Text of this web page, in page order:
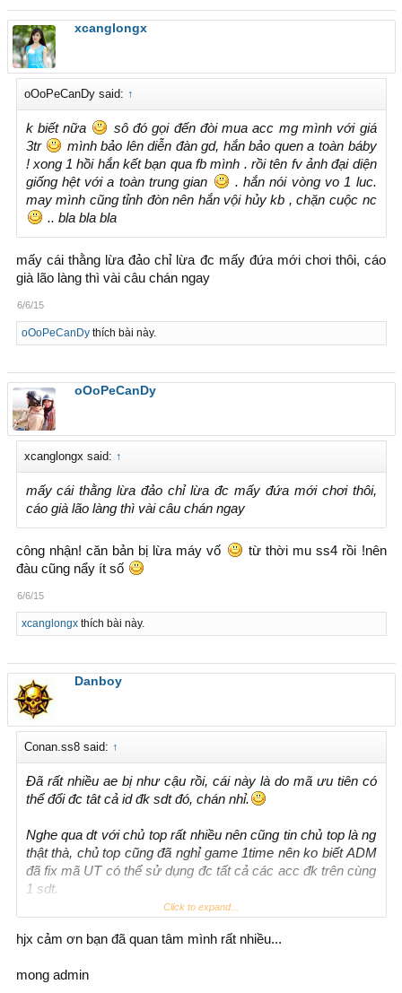
xcanglongx
oOoPeCanDy said: ↑
k biết nữa
sô đó gọi đến đòi mua acc mg mình với giá
3tr
mình bảo lên diễn đàn gd, hắn bảo quen a toàn báby
! xong 1 hồi hắn kết bạn qua fb mình . rồi tên fv ảnh đại diện
giống hệt với a toàn trung gian
. hắn nói vòng vo 1 luc.
may mình cũng tỉnh đòn nên hắn vội hủy kb , chặn cuộc nc
.. bla bla bla
mấy cái thằng lừa đảo chỉ lừa đc mấy đứa mới chơi thôi, cáo
già lão làng thì vài câu chán ngay
6/6/15
oOoPeCanDythích bài này.
oOoPeCanDy
xcanglongx said: ↑
mấy cái thằng lừa đảo chỉ lừa đc mấy đứa mới chơi thôi,
cáo già lão làng thì vài câu chán ngay
công nhận! căn bản bị lừa máy vố
từ thời mu ss4 rồi !nên
đàu cũng nẩy ít số
6/6/15
xcanglongxthích bài này.
Danboy
Conan.ss8 said: ↑
Đã rất nhiều ae bị như cậu rồi, cái này là do mã ưu tiên có
thể đổi đc tât cả id đk sdt đó, chán nhỉ.
Nghe qua dt với chủ top rất nhiều nên cũng tin chủ top là ng
thật thà, chủ top cũng đã nghỉ game 1time nên ko biết ADM
đã fix mã UT có thể sử dụng đc tất cả các acc đk trên cùng
1 sdt.
nhưng mình vẫn tin bạn@Danboybị lừa trên lòng tốt của
Click to expand...
hjx cảm ơn bạn đã quan tâm mình rất nhiều...
mong admin